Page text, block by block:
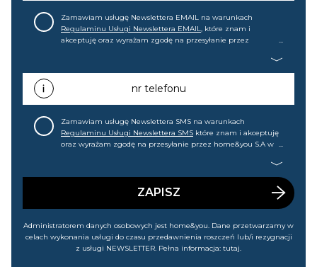
Zamawiam usługę Newslettera EMAIL na warunkach
Regulaminu Usługi Newslettera EMAIL, które znam i
akceptuję oraz wyrażam zgodę na przesyłanie przez
promocjach, wyprzedażach). Wiem, że mogę tę zgodę w
każdej chwili cofnąć.nr telefonu
Zamawiam usługę Newslettera SMS na warunkach
Regulaminu Usługi Newslettera SMS które znam i akceptuję
oraz wyrażam zgodę na przesyłanie przez home&you S.A w
wyprzedażach). Wiem, że mogę tę zgodę w każdej chwili
ZAPISZ
Administratorem danych osobowych jest home&you. Dane przetwarzamy w
celach wykonania usługi do czasu przedawnienia roszczeń lub/i rezygnacji
z usługi NEWSLETTER. Pełna informacja: tutaj.